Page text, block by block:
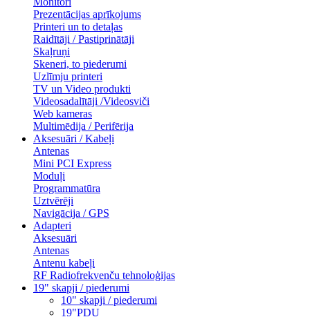
Prezentācijas aprīkojums
Printeri un to detaļas
Raidītāji / Pastiprinātāji
Skaļruņi
Skeneri, to piederumi
Uzlīmju printeri
TV un Video produkti
Videosadalītāji /Videosviči
Web kameras
Multimēdija / Perifērija
Aksesuāri / Kabeļi
Antenas
Mini PCI Express
Moduļi
Programmatūra
Uztvērēji
Navigācija / GPS
Adapteri
Aksesuāri
Antenas
Antenu kabeļi
RF Radiofrekvenču tehnoloģijas
19" skapji / piederumi
10" skapji / piederumi
19"PDU